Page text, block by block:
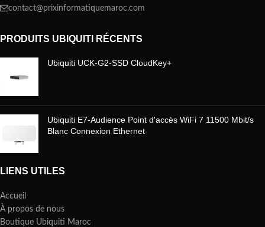
contact@prixinformatiquemaroc.com
PRODUITS UBIQUITI RÉCENTS
Ubiquiti UCK-G2-SSD CloudKey+
Ubiquiti E7-Audience Point d'accès WiFi 7 11500 Mbit/s
Blanc Connexion Ethernet
LIENS UTILES
Accueil
À propos de nous
Boutique Ubiquiti Maroc